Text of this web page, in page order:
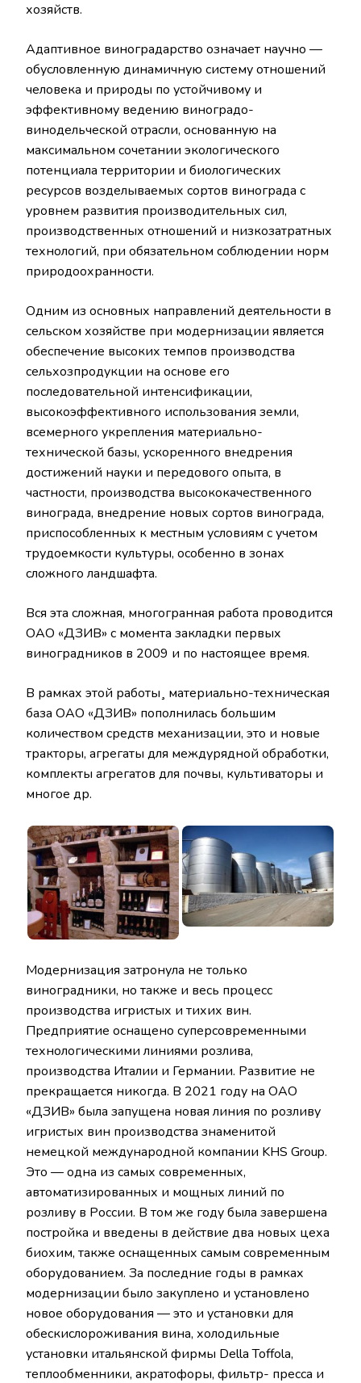
хозяйств.
Адаптивное виноградарство означает научно —
обусловленную динамичную систему отношений
человека и природы по устойчивому и
эффективному ведению виноградо-
винодельческой отрасли, основанную на
максимальном сочетании экологического
потенциала территории и биологических
ресурсов возделываемых сортов винограда с
уровнем развития производительных сил,
производственных отношений и низкозатратных
технологий, при обязательном соблюдении норм
природоохранности.
Одним из основных направлений деятельности в
сельском хозяйстве при модернизации является
обеспечение высоких темпов производства
сельхозпродукции на основе его
последовательной интенсификации,
высокоэффективного использования земли,
всемерного укрепления материально-
технической базы, ускоренного внедрения
достижений науки и передового опыта, в
частности, производства высококачественного
винограда, внедрение новых сортов винограда,
приспособленных к местным условиям с учетом
трудоемкости культуры, особенно в зонах
сложного ландшафта.
Вся эта сложная, многогранная работа проводится
ОАО «ДЗИВ» с момента закладки первых
виноградников в 2009 и по настоящее время.
В рамках этой работы¸ материально-техническая
база ОАО «ДЗИВ» пополнилась большим
количеством средств механизации, это и новые
тракторы, агрегаты для междурядной обработки,
комплекты агрегатов для почвы, культиваторы и
многое др.
Модернизация затронула не только
виноградники, но также и весь процесс
производства игристых и тихих вин.
Предприятие оснащено суперсовременными
технологическими линиями розлива,
производства Италии и Германии. Развитие не
прекращается никогда. В 2021 году на ОАО
«ДЗИВ» была запущена новая линия по розливу
игристых вин производства знаменитой
немецкой международной компании KHS Group.
Это — одна из самых современных,
автоматизированных и мощных линий по
розливу в России. В том же году была завершена
постройка и введены в действие два новых цеха
биохим, также оснащенных самым современным
оборудованием. За последние годы в рамках
модернизации было закуплено и установлено
новое оборудования — это и установки для
обескислороживания вина, холодильные
установки итальянской фирмы Della Toffola,
теплообменники, акратофоры, фильтр- пресса и